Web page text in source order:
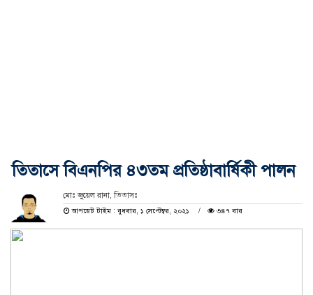
তিতাসে বিএনপির ৪৩তম প্রতিষ্ঠাবার্ষিকী পালন
মোঃ জুয়েল রানা, তিতাসঃ
আপডেট টাইম : বুধবার, ১ সেপ্টেম্বর, ২০২১
৩৪৭ বার